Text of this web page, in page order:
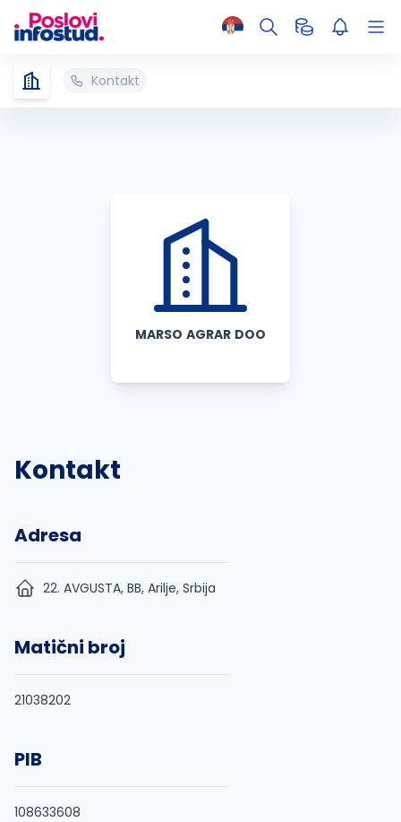
Kontakt
MARSO AGRAR DOO
Kontakt
Adresa
22. AVGUSTA, BB, Arilje, Srbija
Matični broj
21038202
PIB
108633608